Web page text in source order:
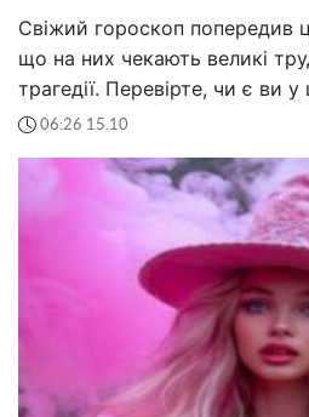
Свіжий гороскоп попередив
що на них чекають великі
трагедії. Перевірте, чи є ви
06:26 15.10